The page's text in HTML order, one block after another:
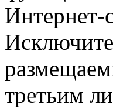
Интернет-
третьим